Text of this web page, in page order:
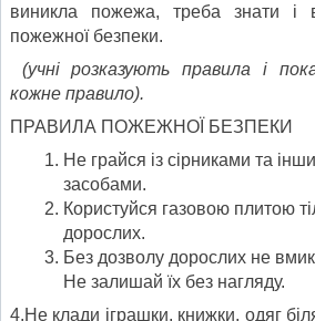
виникла пожежа, треба знати і
пожежної безпеки.
(учні розказують правила і
кожне правило).
ПРАВИЛА ПОЖЕЖНОЇ БЕЗПЕКИ
Не грайся із сірниками та
засобами.
Користуйся газовою плитою
дорослих.
Без дозволу дорослих не
Не залишай їх без нагляду.
4.Не клади іграшки, книжки, одяг